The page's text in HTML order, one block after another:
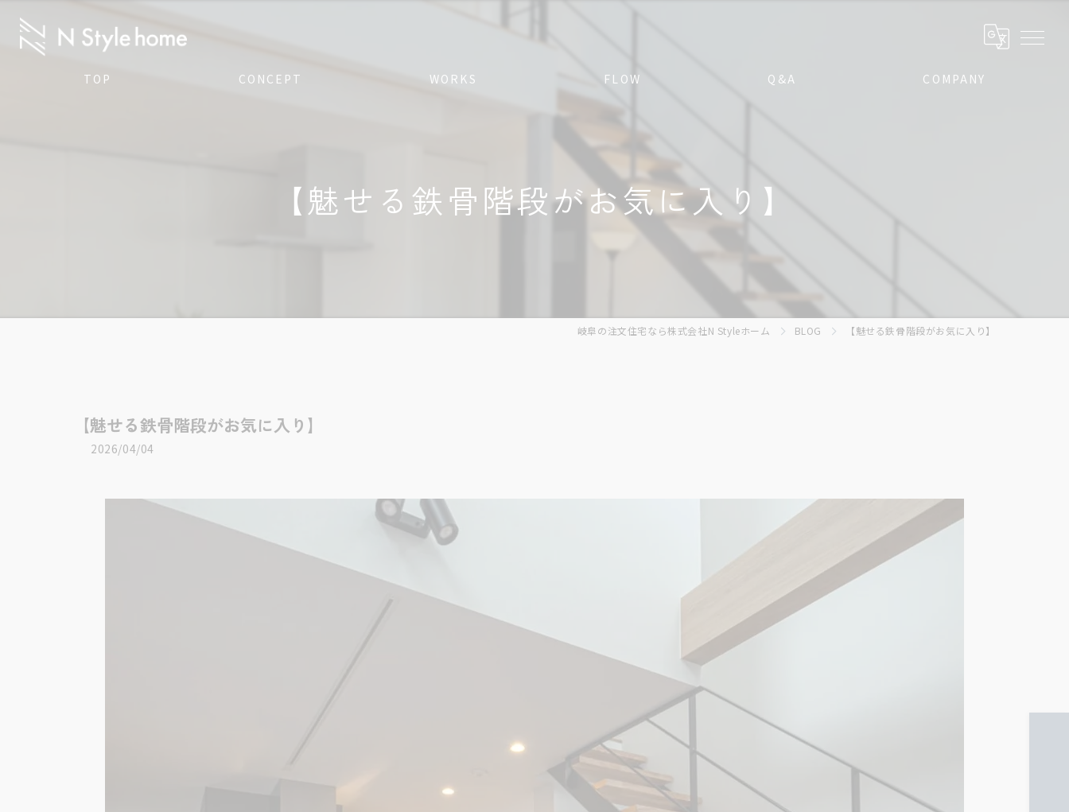
TOP CONCEPT WORKS FLOW Q&A COMPANY
【魅せる鉄骨階段がお気に入り】
岐阜の注文住宅なら株式会社N Styleホーム BLOG 【魅せる鉄骨階段がお気に入り】
【魅せる鉄骨階段がお気に入り】
2026/04/04